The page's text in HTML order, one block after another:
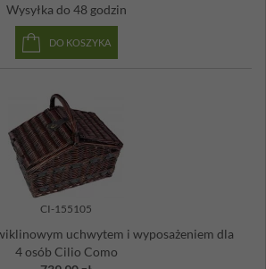
Wysyłka do 48 godzin
DO KOSZYKA
CI-155105
uchwytem i wyposażeniem dla
4 osób Cilio Como